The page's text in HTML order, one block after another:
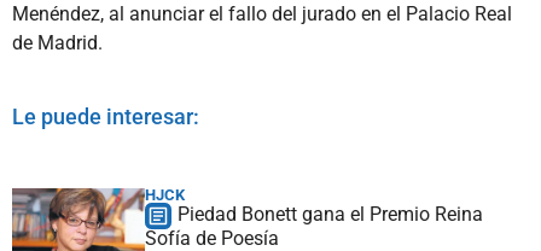
Menéndez, al anunciar el fallo del jurado en el Palacio Real
de Madrid.
Le puede interesar:
HJCK
Piedad Bonett gana el Premio Reina
Sofía de Poesía